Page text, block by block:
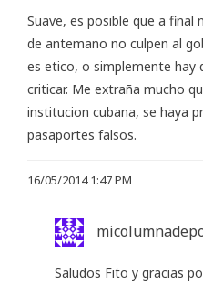
Suave, es posible que a
de antemano no culpen al
es etico, o simplemente hay
criticar. Me extraña mucho
institucion cubana, se haya
pasaportes falsos.
16/05/2014 1:47 PM
Saludos Fito y gracias